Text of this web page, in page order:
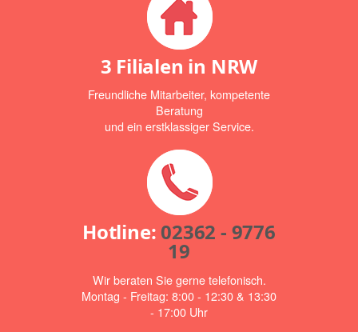
3 Filialen in NRW
Freundliche Mitarbeiter, kompetente
Beratung
und ein erstklassiger Service.
Hotline: 02362 - 9776
19
Wir beraten Sie gerne telefonisch.
Montag - Freitag: 8:00 - 12:30 & 13:30
- 17:00 Uhr